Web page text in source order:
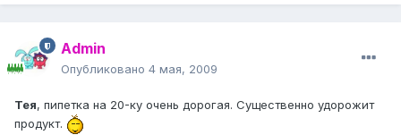
Admin
Опубликовано 4 мая, 2009
Тея, пипетка на 20-ку очень дорогая. Существенно удорожит
продукт.